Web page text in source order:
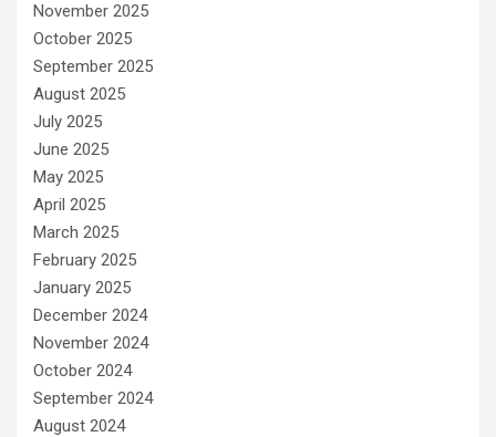
November 2025
October 2025
September 2025
August 2025
July 2025
June 2025
May 2025
April 2025
March 2025
February 2025
January 2025
December 2024
November 2024
October 2024
September 2024
August 2024